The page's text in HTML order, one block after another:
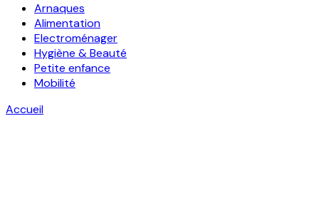
Arnaques
Alimentation
Electroménager
Hygiène & Beauté
Petite enfance
Mobilité
Accueil